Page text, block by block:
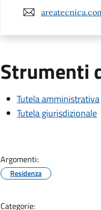
Strumenti
Tutela amministrativa
Tutela giurisdizionale
Argomenti:
Residenza
Categorie: